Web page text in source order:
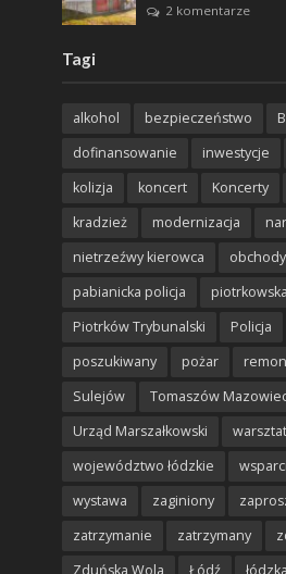
2 komentarze
Tagi
alkohol bezpieczeństwo
dofinansowanie
inwestycje
kolizja
koncert Koncerty
kradzież
modernizacja
nietrzeźwy kierowca
obchody
pabianicka policja
Piotrków Trybunalski
Policja
poszukiwany
pożar
Sulejów
Tomaszów
Urząd Marszałkowski
województwo łódzkie
wystawa
zaginiony
zatrzymanie
zatrzymany
Zduńska Wola
Łódź